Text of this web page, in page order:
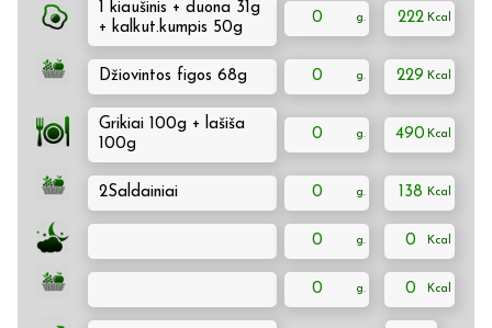
1 kiaušinis + duona 31g
+ kalkut.kumpis 50g
0 222
Džiovintos figos 68g 0 229
Grikiai 100g + lašiša
100g
0 490
2Saldainiai 0 138
0 0
0 0